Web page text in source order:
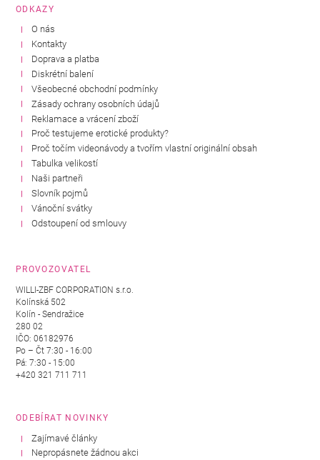
ODKAZY
O nás
Kontakty
Doprava a platba
Diskrétní balení
Všeobecné obchodní podmínky
Zásady ochrany osobních údajů
Reklamace a vrácení zboží
Proč testujeme erotické produkty?
Proč točím videonávody a tvořím vlastní originální obsah
Tabulka velikostí
Naši partneři
Slovník pojmů
Vánoční svátky
Odstoupení od smlouvy
PROVOZOVATEL
WILLI-ZBF CORPORATION s.r.o.
Kolínská 502
Kolín - Sendražice
280 02
IČO: 06182976
Po – Čt 7:30 - 16:00
Pá: 7:30 - 15:00
+420 321 711 711
ODEBÍRAT NOVINKY
Zajímavé články
Nepropásnete žádnou akci